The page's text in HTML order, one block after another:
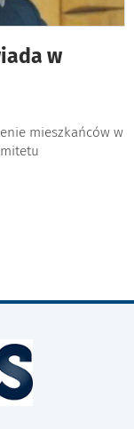
w
mieszkańców w